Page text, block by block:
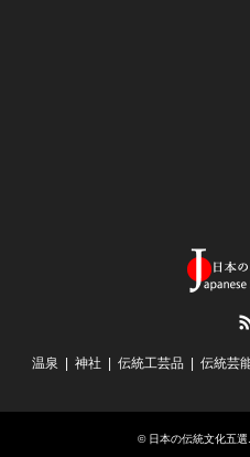
温泉 神社 伝統工芸品 伝統芸
© 日本の伝統文化五選